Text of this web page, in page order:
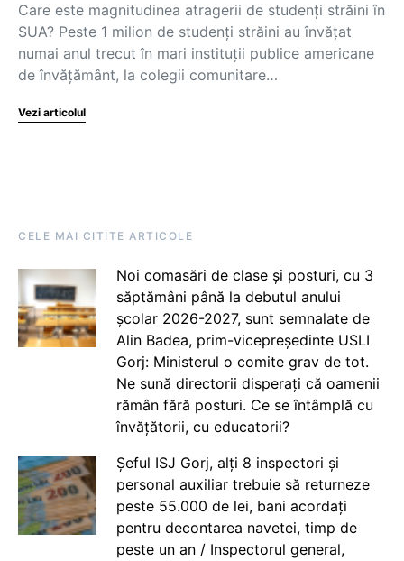
Care este magnitudinea atragerii de studenți străini în
SUA? Peste 1 milion de studenți străini au învățat
numai anul trecut în mari instituţii publice americane
de învăţământ, la colegii comunitare…
Vezi articolul
CELE MAI CITITE ARTICOLE
Noi comasări de clase și posturi, cu 3
săptămâni până la debutul anului
școlar 2026-2027, sunt semnalate de
Alin Badea, prim-vicepreședinte USLI
Gorj: Ministerul o comite grav de tot.
Ne sună directorii disperați că oamenii
rămân fără posturi. Ce se întâmplă cu
învățătorii, cu educatorii?
Șeful ISJ Gorj, alți 8 inspectori și
personal auxiliar trebuie să returneze
peste 55.000 de lei, bani acordați
pentru decontarea navetei, timp de
peste un an / Inspectorul general,